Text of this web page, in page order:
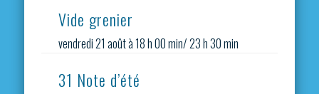
Vide grenier
vendredi 21 août à 18 h 00 min/23 h 30 min
31 Note d’été